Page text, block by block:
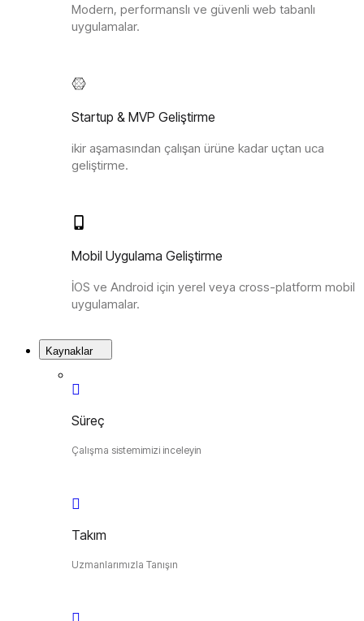
Modern, performanslı ve güvenli web tabanlı
uygulamalar.
Startup & MVP Geliştirme
ikir aşamasından çalışan ürüne kadar uçtan uca
geliştirme.
Mobil Uygulama Geliştirme
İOS ve Android için yerel veya cross-platform mobil
uygulamalar.
Kaynaklar
Süreç
Çalışma sistemimizi inceleyin
Takım
Uzmanlarımızla Tanışın